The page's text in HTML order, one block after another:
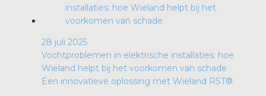
28 juli 2025
Vochtproblemen in elektrische installaties: hoe
Wieland helpt bij het voorkomen van schade
Een innovatieve oplossing met Wieland RST®.